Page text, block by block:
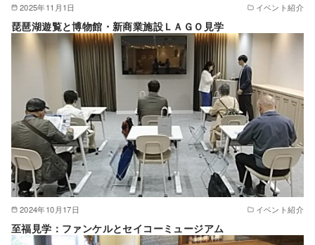
2025年11月1日 イベント紹介
琵琶湖遊覧と博物館・新商業施設ＬＡＧＯ見学
2024年10月17日 イベント紹介
至福見学：ファンケルとセイコーミュージアム